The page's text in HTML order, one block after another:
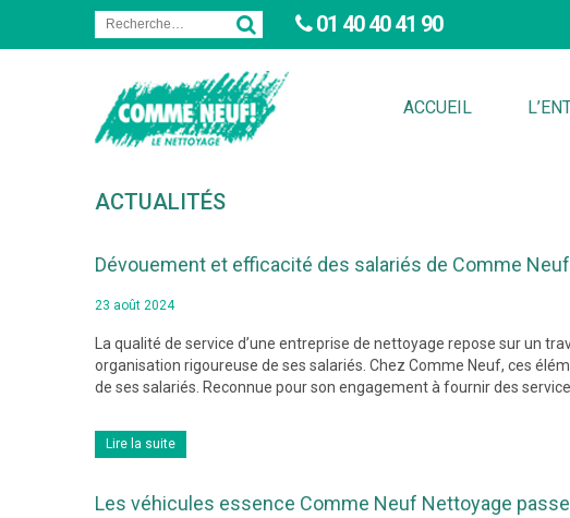
01 40 40 41 90
ACCUEIL
ACTUALITÉS
Dévouement et efficacité des salariés de Comme
23 août 2024
La qualité de service d’une entreprise de nettoyage repose sur un
organisation rigoureuse de ses salariés. Chez Comme Neuf, ces
de ses salariés. Reconnue pour son engagement à fournir des
Lire la suite
Les véhicules essence Comme Neuf Nettoyage